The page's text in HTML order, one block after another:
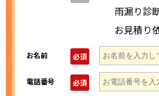
雨漏り診
お見積り
お名前 必須
電話番号 必須